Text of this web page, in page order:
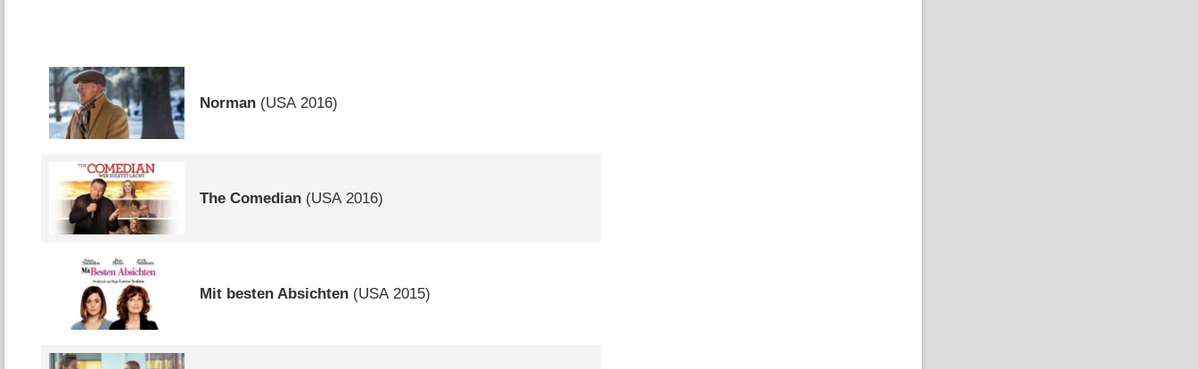
Norman (USA2016)
The Comedian (USA2016)
Mit besten Absichten (USA2015)